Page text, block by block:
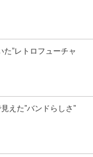
”レトロフューチャ
えた”バンドらしさ”